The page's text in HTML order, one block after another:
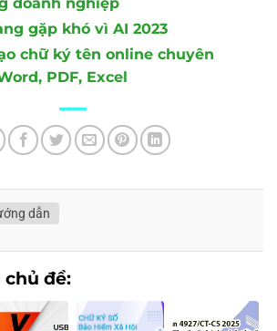
gặp khó vì AI 2023
chữ ký tên online chuyên
PDF, Excel
dẫn
đề: